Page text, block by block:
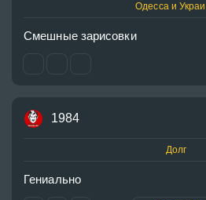
Одесса и
Смешные зарисовки
1984
Долг
Гениально